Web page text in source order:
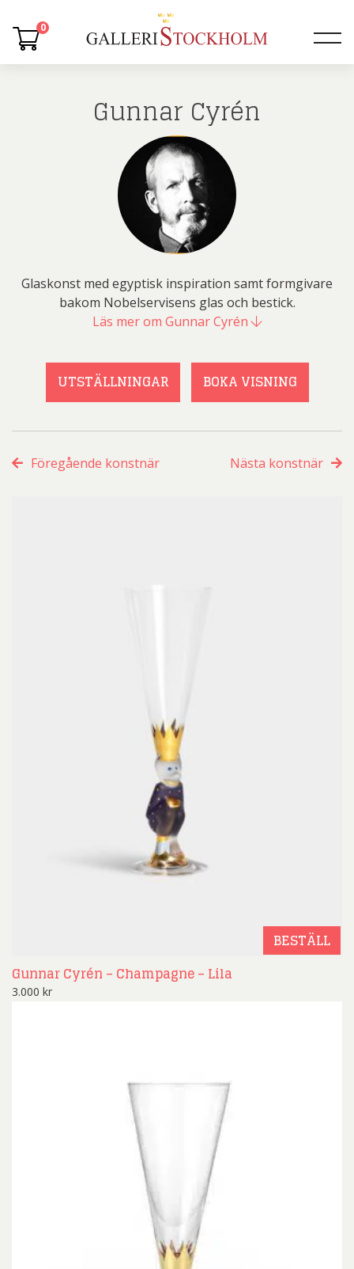
0
Gunnar Cyrén
Glaskonst med egyptisk inspiration samt formgivare
bakom Nobelservisens glas och bestick.
Läs mer om Gunnar Cyrén
UTSTÄLLNINGAR BOKA VISNING
Föregående konstnär Nästa konstnär
BESTÄLL
Gunnar Cyrén – Champagne – Lila
3.000 kr